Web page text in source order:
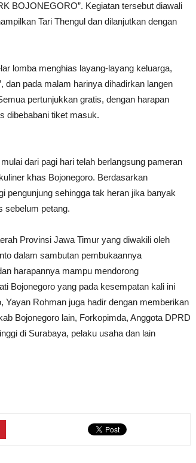
BOJONEGORO”. Kegiatan tersebut diawali
Tari Thengul dan dilanjutkan dengan
lomba menghias layang-layang keluarga,
dan pada malam harinya dihadirkan langen
pertunjukkan gratis, dengan harapan
dibebabani tiket masuk.
dari pagi hari telah berlangsung pameran
khas Bojonegoro. Berdasarkan
pengunjung sehingga tak heran jika banyak
sebelum petang.
Provinsi Jawa Timur yang diwakili oleh
dalam sambutan pembukaannya
harapannya mampu mendorong
Bojonegoro yang pada kesempatan kali ini
Yayan Rohman juga hadir dengan memberikan
Bojonegoro lain, Forkopimda, Anggota DPRD
di Surabaya, pelaku usaha dan lain